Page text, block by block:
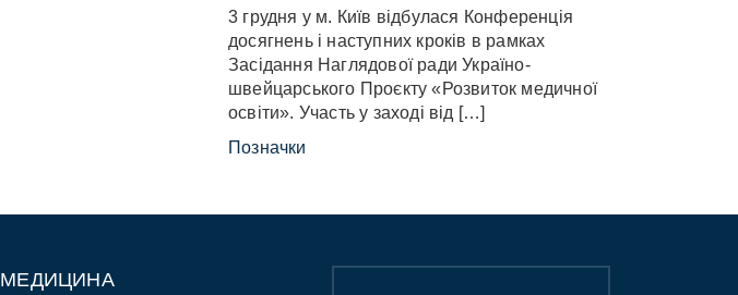
3 грудня у м. Київ відбулася Конференція
досягнень і наступних кроків в рамках
Засідання Наглядової ради Україно-
швейцарського Проєкту «Розвиток медичної
освіти». Участь у заході від […]
Позначки
МЕДИЦИНА